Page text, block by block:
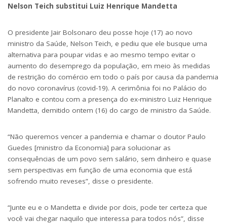
Nelson Teich substitui Luiz Henrique Mandetta
O presidente Jair Bolsonaro deu posse hoje (17) ao novo
ministro da Saúde, Nelson Teich, e pediu que ele busque uma
alternativa para poupar vidas e ao mesmo tempo evitar o
aumento do desemprego da população, em meio às medidas
de restrição do comércio em todo o país por causa da pandemia
do novo coronavírus (covid-19). A cerimônia foi no Palácio do
Planalto e contou com a presença do ex-ministro Luiz Henrique
Mandetta, demitido ontem (16) do cargo de ministro da Saúde.
“Não queremos vencer a pandemia e chamar o doutor Paulo
Guedes [ministro da Economia] para solucionar as
consequências de um povo sem salário, sem dinheiro e quase
sem perspectivas em função de uma economia que está
sofrendo muito reveses”, disse o presidente.
“Junte eu e o Mandetta e divide por dois, pode ter certeza que
você vai chegar naquilo que interessa para todos nós”, disse